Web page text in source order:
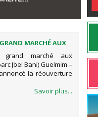
MARCHÉ AUX
JBEL BANI)
grand marché aux
Jbel Bani) Guelmim –
la réouverture
Savoir plus...